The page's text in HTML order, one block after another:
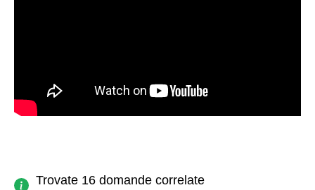
Trovate 16 domande correlate